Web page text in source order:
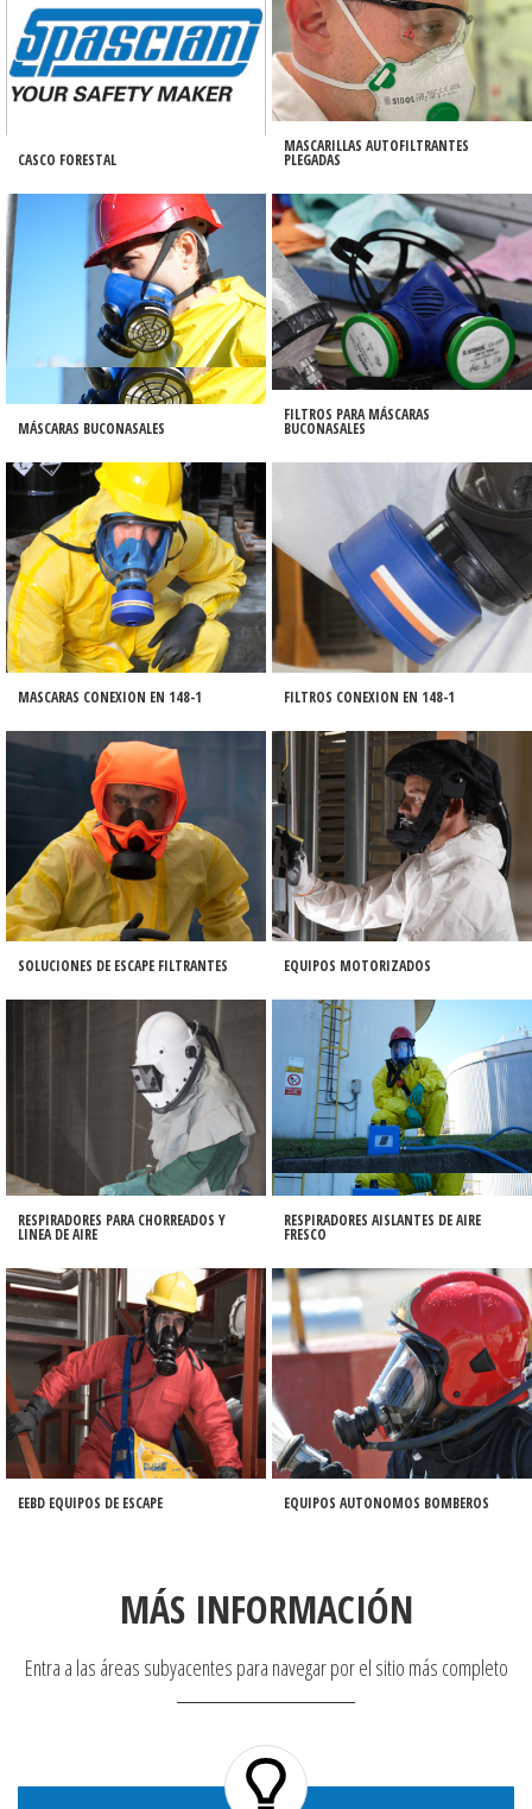
CASCO FORESTAL
MASCARILLAS AUTOFILTRANTES
PLEGADAS
MÁSCARAS BUCONASALES
FILTROS PARA MÁSCARAS
BUCONASALES
MASCARAS CONEXION EN 148-1 FILTROS CONEXION EN 148-1
SOLUCIONES DE ESCAPE FILTRANTES EQUIPOS MOTORIZADOS
RESPIRADORES PARA CHORREADOS Y
LINEA DE AIRE
RESPIRADORES AISLANTES DE AIRE
FRESCO
EEBD EQUIPOS DE ESCAPE EQUIPOS AUTONOMOS BOMBEROS
MÁS INFORMACIÓN
Entra a las áreas subyacentes para navegar por el sitio más completo